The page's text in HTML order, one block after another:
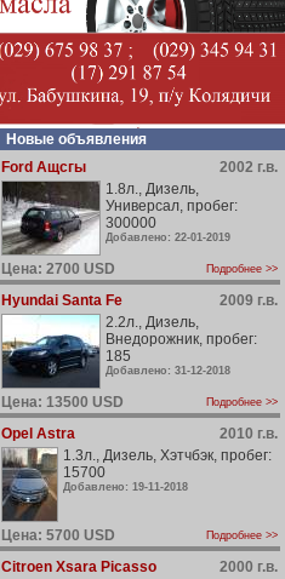
Новые объявления
Ford Ащсгы
2002 г.в.
1.8л., Дизель,
Универсал, пробег:
300000
Добавлено: 22-01-2019
Цена: 2700 USD Подробнее >>
Hyundai Santa Fe
2009 г.в.
2.2л., Дизель,
Внедорожник, пробег:
185
Добавлено: 31-12-2018
Цена: 13500 USD Подробнее >>
Opel Astra
2010 г.в.
1.3л., Дизель, Хэтчбэк, пробег:
15700
Добавлено: 19-11-2018
Цена: 5700 USD Подробнее >>
Citroen Xsara Picasso
2000 г.в.